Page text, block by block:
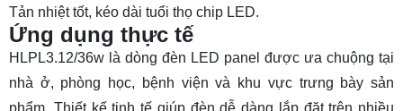
Tản nhiệt tốt, kéo dài tuổi thọ chip LED.
Ứng dụng thực tế
HLPL3.12/36w là dòng đèn LED panel được ưa chuộng tại
nhà ở, phòng học, bệnh viện và khu vực trưng bày sản
phẩm. Thiết kế tinh tế giúp đèn dễ dàng lắp đặt trên nhiều